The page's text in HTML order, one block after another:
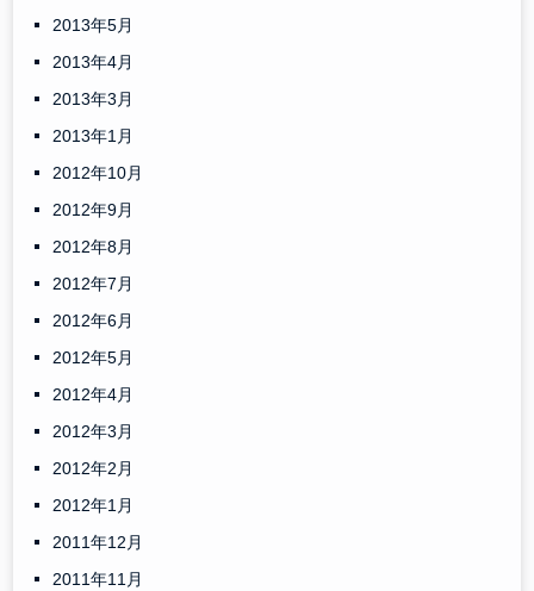
2013年5月
2013年4月
2013年3月
2013年1月
2012年10月
2012年9月
2012年8月
2012年7月
2012年6月
2012年5月
2012年4月
2012年3月
2012年2月
2012年1月
2011年12月
2011年11月